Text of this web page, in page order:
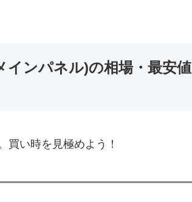
インパネル)の相場・最安値
買い時を見極めよう！